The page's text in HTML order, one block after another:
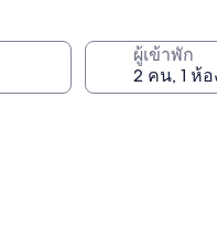
ผู้เข้าพัก